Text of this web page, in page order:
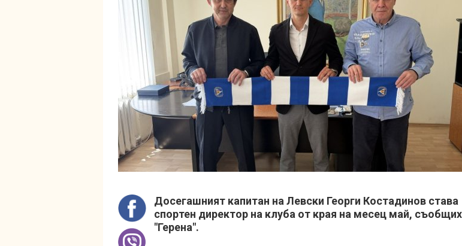
Досегашният капитан на Левски Георги Костадинов става
спортен директор на клуба от края на месец май,
"Герена".